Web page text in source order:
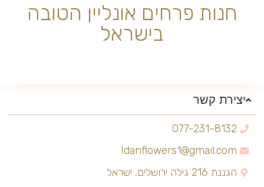
חנות פרחים אונליין הטובה
בישראל
יצירת קשר
077-231-8132
Idanflowers1@gmail.com
הגננת 216 גילה ירושלים, ישראל